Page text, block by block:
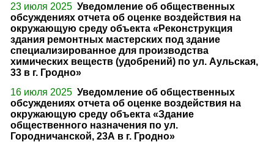
23 июля 2025 Уведомление об общественных
обсуждениях отчета об оценке воздействия на
окружающую среду объекта «Реконструкция
здания ремонтных мастерских под здание
специализированное для производства
химических веществ (удобрений) по ул. Аульская,
33 в г. Гродно»
16 июля 2025 Уведомление об общественных
обсуждениях отчета об оценке воздействия на
окружающую среду объекта «Здание
общественного назначения по ул.
Городничанской, 23А в г. Гродно»